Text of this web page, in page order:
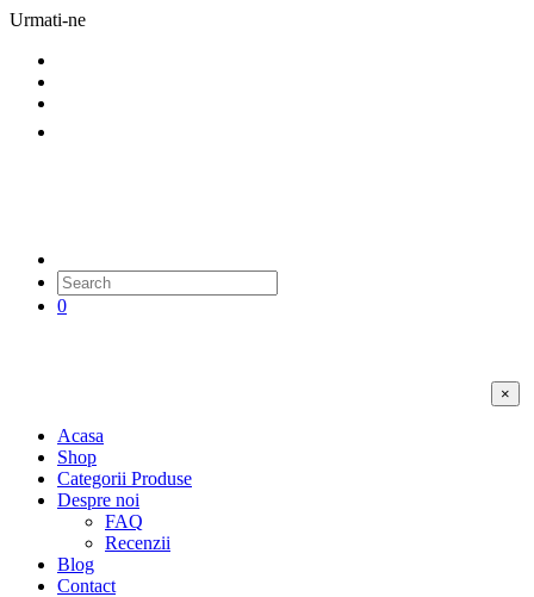
Urmati-ne
0
×
Acasa
Shop
Categorii Produse
Despre noi
FAQ
Recenzii
Blog
Contact